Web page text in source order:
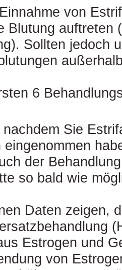
von
Blutung auftreten
Sollten jedoch
6
Sie
eingenommen
der
so bald wie
Daten zeigen,
Estrogen und
von